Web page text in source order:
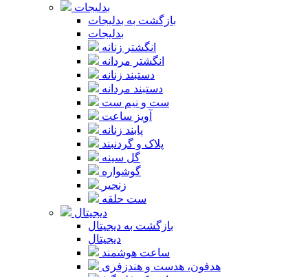
بدلیجات
بازگشت به بدلیجات
بدلیجات
انگشتر زنانه
انگشتر مردانه
دستبند زنانه
دستبند مردانه
ست و نیم ست
آویز ساعت
پابند زنانه
پلاک و گردنبند
گل سینه
گوشواره
زنجیر
ست حلقه
دیجیتال
بازگشت به دیجیتال
دیجیتال
ساعت هوشمند
هدفون، هدست و هندزفری